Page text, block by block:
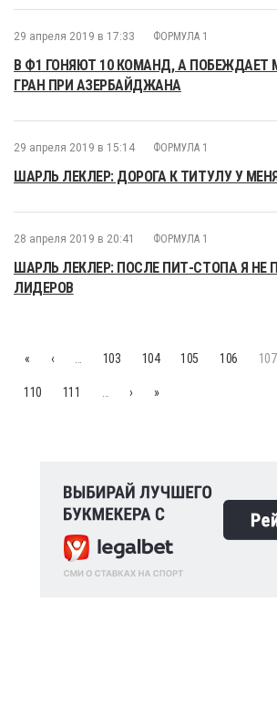
29 апреля 2019 в 17:33 ФОРМУЛА 1
В Ф1 ГОНЯЮТ 10 КОМАНД, А ПОБЕЖДАЕТ
ГРАН ПРИ АЗЕРБАЙДЖАНА
29 апреля 2019 в 15:14 ФОРМУЛА 1
ШАРЛЬ ЛЕКЛЕР: ДОРОГА К ТИТУЛУ У
28 апреля 2019 в 20:41 ФОРМУЛА 1
ШАРЛЬ ЛЕКЛЕР: ПОСЛЕ ПИТ-СТОПА Я НЕ
ЛИДЕРОВ
« ‹ 103 104 105 106 107
110 111 › »